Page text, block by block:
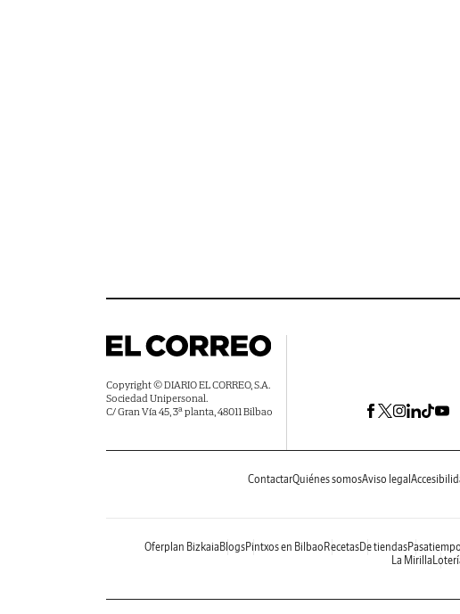
Copyright © DIARIO EL CORREO, S.A.
Sociedad Unipersonal.
C/ Gran Vía 45, 3ª planta, 48011 Bilbao
ContactarQuiénes somosAviso legal
Oferplan Bizkaia BlogsPintxos en Bilbao RecetasDe tiendas
La Mirilla